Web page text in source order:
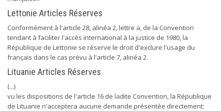
Lettonie Articles Réserves
Conformément à l'article 28, alinéa 2, lettre a, de la Convention
tendant à faciliter l'accès international à la justice de 1980, la
République de Lettonie se réserve le droit d'exclure l'usage du
français dans le cas prévu à l'article 7, alinéa 2.
Lituanie Articles Réserves
(...)
vu les dispositions de l'article 16 de ladite Convention, la République
de Lituanie n'acceptera aucune demande présentée directement;